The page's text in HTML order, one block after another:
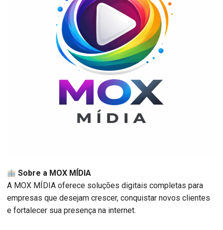
Sobre a MOX MÍDIA
A MOX MÍDIA oferece soluções digitais completas para
empresas que desejam crescer, conquistar novos clientes
e fortalecer sua presença na internet.